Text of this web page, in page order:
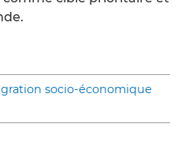
socio-économique